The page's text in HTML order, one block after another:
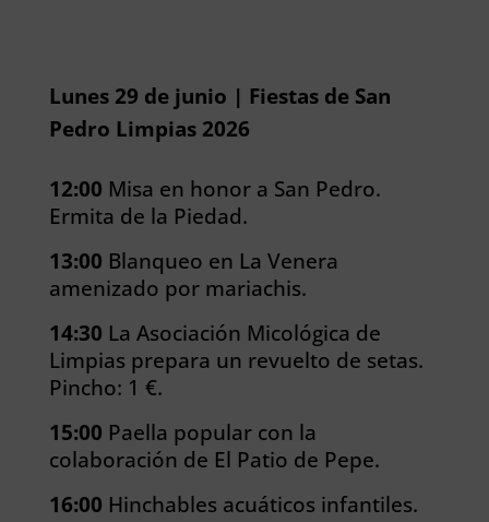
Lunes 29 de junio | Fiestas de San
Pedro Limpias 2026
12:00 Misa en honor a San Pedro.
Ermita de la Piedad.
13:00 Blanqueo en La Venera
amenizado por mariachis.
14:30 La Asociación Micológica de
Limpias prepara un revuelto de setas.
Pincho: 1 €.
15:00 Paella popular con la
colaboración de El Patio de Pepe.
16:00 Hinchables acuáticos infantiles.